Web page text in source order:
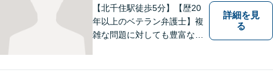
い。
【北千住駅徒歩5分】【歴20
年以上のベテラン弁護士】複
雑な問題に対しても豊富な経
詳細を見
る